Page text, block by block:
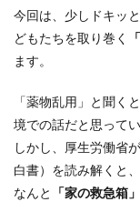
今回は、少しドキッ
どもたちを取り巻く
ます。
「薬物乱用」と聞く
境での話だと思って
しかし、厚生労働省
白書）を読み解くと
なんと
「家の救急箱」